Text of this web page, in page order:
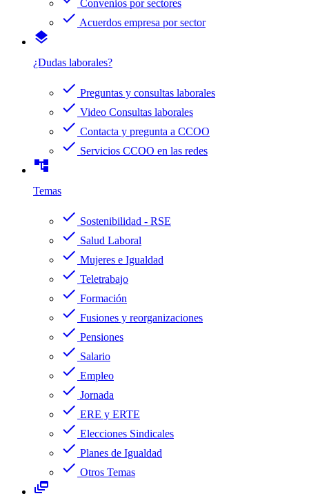
Convenios por sectores
check Acuerdos empresa por sector
layers
¿Dudas laborales?
check Preguntas y consultas laborales
check Video Consultas laborales
check Contacta y pregunta a CCOO
check Servicios CCOO en las redes
account_tree
Temas
check Sostenibilidad - RSE
check Salud Laboral
check Mujeres e Igualdad
check Teletrabajo
check Formación
check Fusiones y reorganizaciones
check Pensiones
check Salario
check Empleo
check Jornada
check ERE y ERTE
check Elecciones Sindicales
check Planes de Igualdad
check Otros Temas
dynamic_feed